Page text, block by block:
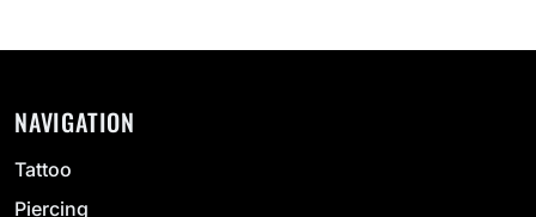
NAVIGATION
Tattoo
Piercing